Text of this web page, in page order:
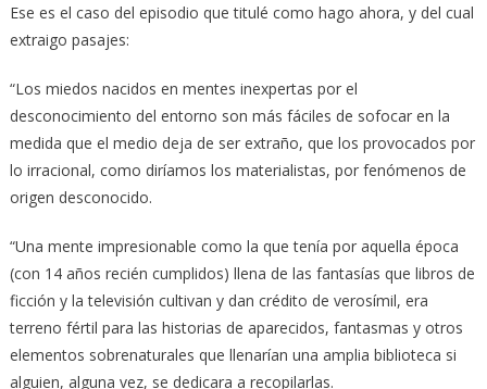
Ese es el caso del episodio que titulé como hago ahora, y del cual
extraigo pasajes:
“Los miedos nacidos en mentes inexpertas por el
desconocimiento del entorno son más fáciles de sofocar en la
medida que el medio deja de ser extraño, que los provocados por
lo irracional, como diríamos los materialistas, por fenómenos de
origen desconocido.
“Una mente impresionable como la que tenía por aquella época
(con 14 años recién cumplidos) llena de las fantasías que libros de
ficción y la televisión cultivan y dan crédito de verosímil, era
terreno fértil para las historias de aparecidos, fantasmas y otros
elementos sobrenaturales que llenarían una amplia biblioteca si
alguien, alguna vez, se dedicara a recopilarlas.